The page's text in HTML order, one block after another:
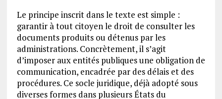
Le principe inscrit dans le texte est simple :
garantir à tout citoyen le droit de consulter les
documents produits ou détenus par les
administrations. Concrètement, il s’agit
d’imposer aux entités publiques une obligation de
communication, encadrée par des délais et des
procédures. Ce socle juridique, déjà adopté sous
diverses formes dans plusieurs États du